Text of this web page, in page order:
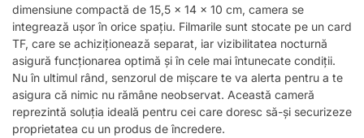
dimensiune compactă de 15,5 x 14 x 10 cm, camera se
integrează ușor în orice spațiu. Filmarile sunt stocate pe un card
TF, care se achiziționează separat, iar vizibilitatea nocturnă
asigură funcționarea optimă și în cele mai întunecate condiții.
Nu în ultimul rând, senzorul de mișcare te va alerta pentru a te
asigura că nimic nu rămâne neobservat. Această cameră
reprezintă soluția ideală pentru cei care doresc să-și securizeze
proprietatea cu un produs de încredere.